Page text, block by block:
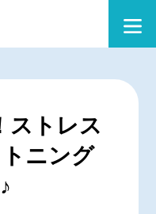
ストレス
ニング